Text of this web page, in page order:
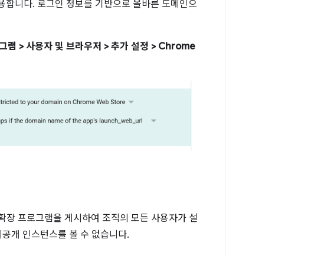
니다. 로그인 정보를 기반으로 올바른 도메인으
램 > 사용자 및 브라우저 > 추가 설정 > Chrome
프로그램을 게시하여 조직의 모든 사용자가 설
개 인스턴스를 볼 수 없습니다.